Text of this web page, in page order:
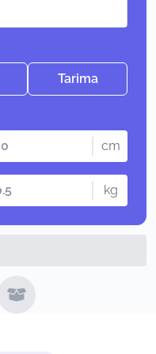
Tarima
cm
kg